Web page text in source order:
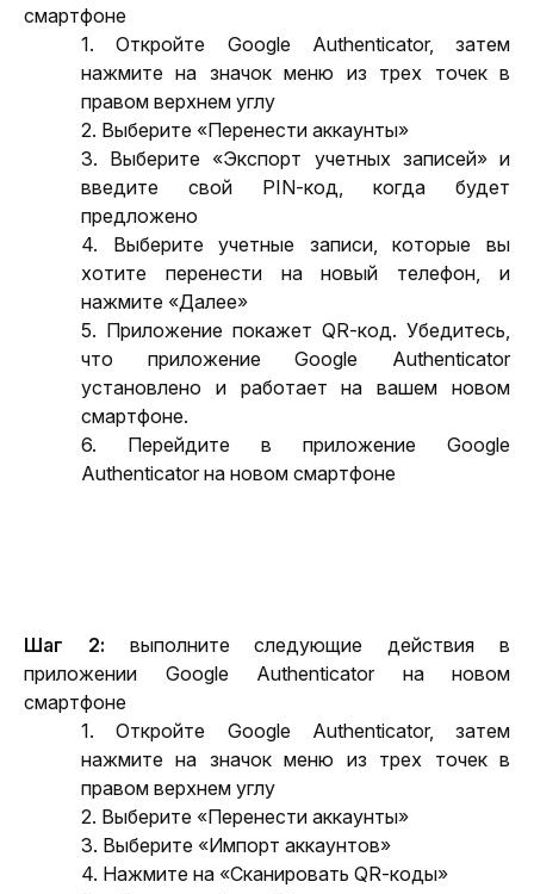
смартфоне
1. Откройте Google Authenticator, затем
нажмите на значок меню из трех точек в
правом верхнем углу
2. Выберите «Перенести аккаунты»
3. Выберите «Экспорт учетных записей» и
введите свой PIN-код, когда будет
предложено
4. Выберите учетные записи, которые вы
хотите перенести на новый телефон, и
нажмите «Далее»
5. Приложение покажет QR-код. Убедитесь,
что приложение Google Authenticator
установлено и работает на вашем новом
смартфоне.
6. Перейдите в приложение Google
Authenticator на новом смартфоне
Шаг 2: выполните следующие действия в
приложении Google Authenticator на новом
смартфоне
1. Откройте Google Authenticator, затем
нажмите на значок меню из трех точек в
правом верхнем углу
2. Выберите «Перенести аккаунты»
3. Выберите «Импорт аккаунтов»
4. Нажмите на «Сканировать QR-коды»